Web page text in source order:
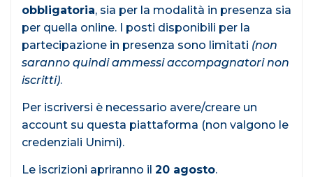
obbligatoria, sia per la modalità in presenza sia
per quella online. I posti disponibili per la
partecipazione in presenza sono limitati (non
saranno quindi ammessi accompagnatori non
iscritti).
Per iscriversi è necessario avere/creare un
account su questa piattaforma (non valgono le
credenziali Unimi).
Le iscrizioni apriranno il 20 agosto.